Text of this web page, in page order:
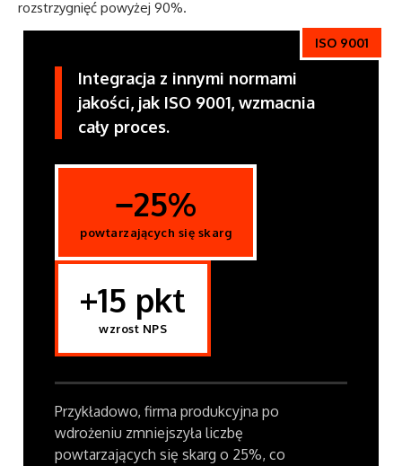
rozstrzygnięć powyżej 90%.
ISO 9001
Integracja z innymi normami
jakości, jak ISO 9001, wzmacnia
cały proces.
−25%
powtarzających się skarg
+15 pkt
wzrost NPS
Przykładowo, firma produkcyjna po
wdrożeniu zmniejszyła liczbę
powtarzających się skarg o 25%, co